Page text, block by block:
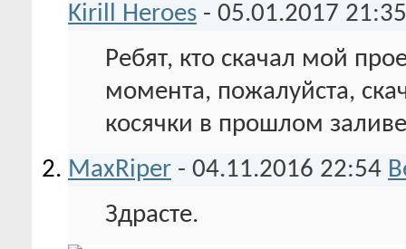
Kirill Heroes - 05.01.2017 21:35
Ребят, кто скачал мой
момента, пожалуйста,
косячки в прошлом
MaxRiper - 04.11.2016 22:54
Здрасте.